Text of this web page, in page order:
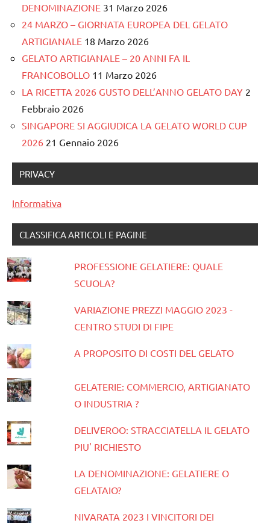
DENOMINAZIONE 31 Marzo 2026
24 MARZO – GIORNATA EUROPEA DEL GELATO
ARTIGIANALE 18 Marzo 2026
GELATO ARTIGIANALE – 20 ANNI FA IL
FRANCOBOLLO 11 Marzo 2026
LA RICETTA 2026 GUSTO DELL’ANNO GELATO DAY 2
Febbraio 2026
SINGAPORE SI AGGIUDICA LA GELATO WORLD CUP
2026 21 Gennaio 2026
PRIVACY
Informativa
CLASSIFICA ARTICOLI E PAGINE
PROFESSIONE GELATIERE: QUALE
SCUOLA?
VARIAZIONE PREZZI MAGGIO 2023 -
CENTRO STUDI DI FIPE
A PROPOSITO DI COSTI DEL GELATO
GELATERIE: COMMERCIO, ARTIGIANATO
O INDUSTRIA ?
DELIVEROO: STRACCIATELLA IL GELATO
PIU' RICHIESTO
LA DENOMINAZIONE: GELATIERE O
GELATAIO?
NIVARATA 2023 I VINCITORI DEI